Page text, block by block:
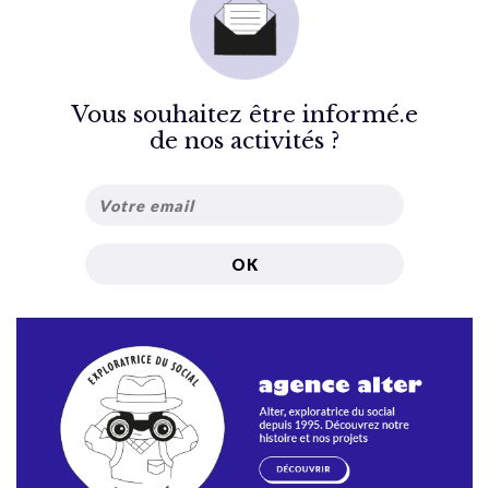
Vous souhaitez être informé.e
de nos activités ?